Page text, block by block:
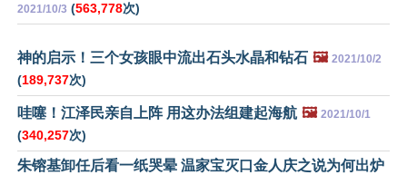
2021/10/3 (563,778次)
神的启示！三个女孩眼中流出石头水晶和钻石 🖼️ 2021/10/2
(189,737次)
哇噻！江泽民亲自上阵 用这办法组建起海航 🖼️ 2021/10/1
(340,257次)
朱镕基卸任后看一纸哭晕 温家宝灭口金人庆之说为何出炉